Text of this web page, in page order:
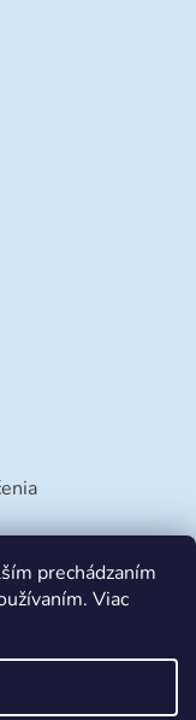
prechádzaním
Viac